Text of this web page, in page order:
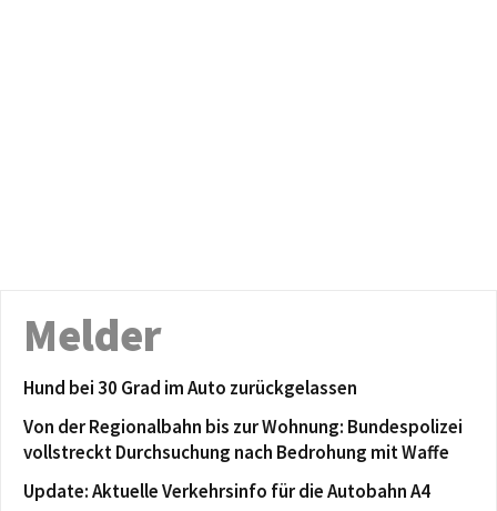
Melder
Hund bei 30 Grad im Auto zurückgelassen
Von der Regionalbahn bis zur Wohnung: Bundespolizei
vollstreckt Durchsuchung nach Bedrohung mit Waffe
Update: Aktuelle Verkehrsinfo für die Autobahn A4